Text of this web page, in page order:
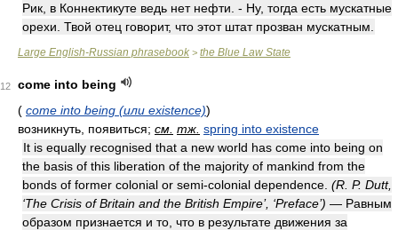
Рик, в Коннектикуте ведь нет нефти. - Ну, тогда есть мускатные
орехи. Твой отец говорит, что этот штат прозван мускатным.
Large English-Russian phrasebook > the Blue Law State
12
come into being
( come into being (или existence))
возникнуть, появиться; см. тж. spring into existence
It is equally recognised that a new world has come into being on
the basis of this liberation of the majority of mankind from the
bonds of former colonial or semi-colonial dependence. (R. P. Dutt,
‘The Crisis of Britain and the British Empire’, ‘Preface’) — Равным
образом признается и то, что в результате движения за